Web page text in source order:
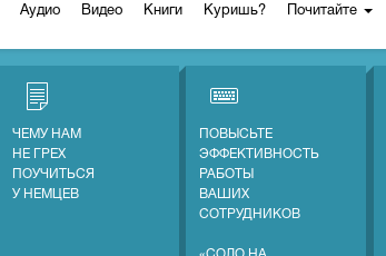
Аудио Видео Книги Куришь? Почитайте
ЧЕМУ НАМ
НЕ ГРЕХ
ПОУЧИТЬСЯ
У НЕМЦЕВ
ПОВЫСЬТЕ
ЭФФЕКТИВНОСТЬ
РАБОТЫ
ВАШИХ
СОТРУДНИКОВ